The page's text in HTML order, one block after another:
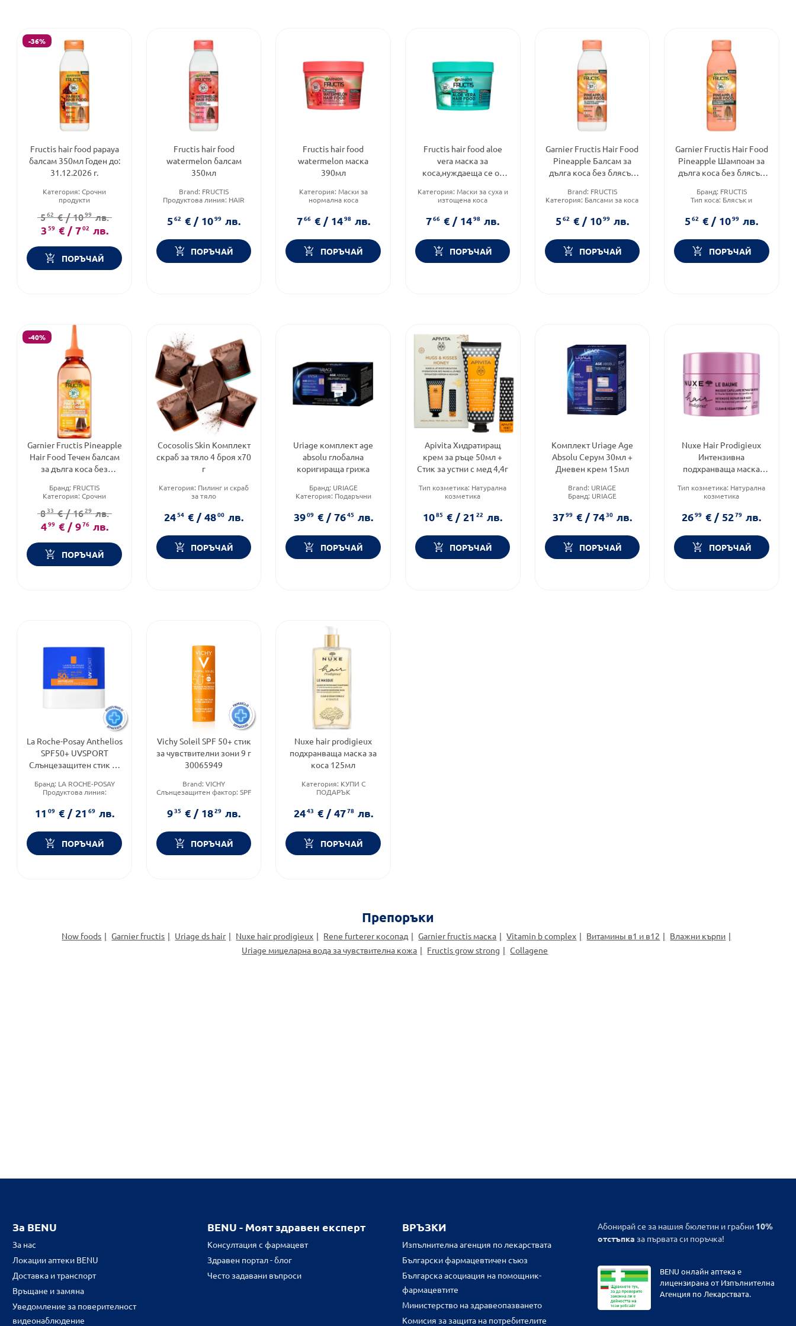
-36%
Fructis hair food papaya
балсам 350мл Годен до:
31.12.2026 г.
Категория:Срочни
продукти
FOOD
Тип козметика:Масова
козметика
562€ / 1099лв.
359 € / 702 лв.
ПОРЪЧАЙ
Fructis hair food
watermelon балсам
350мл
Brand: FRUCTIS
Продуктова линия: HAIR
Тип коса: Тънка коса
562 € / 1099 лв.
ПОРЪЧАЙ
Fructis hair food
watermelon маска
390мл
Категория: Маски за
нормална коса
FOOD
Тип козметика:
Масова
766 € / 1498 лв.
ПОРЪЧАЙ
Fructis hair food aloe
vera маска за
коса,нуждаеща се от
Категория: Маски за суха и
изтощена коса
козметика
Тип коса:
Хидратация
766 € / 1498 лв.
ПОРЪЧАЙ
Garnier Fructis Hair Food
Pineapple Балсам за
дълга коса без блясък
Brand: FRUCTIS
Категория: Балсами за коса
562 € / 1099 лв.
ПОРЪЧАЙ
Garnier Fructis Hair Food
Pineapple Шампоан за
дълга коса без блясък
Бранд: FRUCTIS
Тип коса: Блясък и
Форма на продукта:
шампоан
562 € / 1099 лв.
ПОРЪЧАЙ
-40%
Garnier Fructis Pineapple
Hair Food Течен балсам
за дълга коса без
30.11.2026 г.
Бранд: FRUCTIS
Категория:Срочни
Форма на продукта:балсам
833€ / 1629лв.
499 € / 976 лв.
ПОРЪЧАЙ
Cocosolis Skin Комплект
скраб за тяло 4 броя х70
г
Категория: Пилинг и скраб
за тяло
козметика
Форма на продукта:
2454 € / 4800 лв.
ПОРЪЧАЙ
Uriage комплект age
absolu глобална
коригираща грижа
Бранд: URIAGE
Категория: Подаръчни
Тип козметика:
Дермокозметика
3909 € / 7645 лв.
ПОРЪЧАЙ
Apivita Хидратиращ
крем за ръце 50мл +
Стик за устни с мед 4,4г
Тип козметика: Натурална
козметика
Форма на продукта:
комплект
1085 € / 2122 лв.
ПОРЪЧАЙ
Комплект Uriage Age
Absolu Серум 30мл +
Дневен крем 15мл
Brand: URIAGE
Бранд: URIAGE
комплект
3799 € / 7430 лв.
ПОРЪЧАЙ
Nuxe Hair Prodigieux
Интензивна
подхранваща маска
Тип козметика: Натурална
козметика
коса
Форма на продукта:маска
2699 € / 5279 лв.
ПОРЪЧАЙ
La Roche-Posay Anthelios
SPF50+ UVSPORT
Слънцезащитен стик за
Бранд: LA ROCHE-POSAY
Продуктова линия:
Brand:
LA ROCHE-POSAY
1109 € / 2169 лв.
ПОРЪЧАЙ
Vichy Soleil SPF 50+ стик
за чувствителни зони 9 г
30065949
Brand:VICHY
Слънцезащитен фактор:SPF
Форма на продукта:
935 € / 1829 лв.
ПОРЪЧАЙ
Nuxe hair prodigieux
подхранваща маска за
коса 125мл
Категория: КУПИ С
ПОДАРЪК
коса
Форма на продукта:маска
2443 € / 4778 лв.
ПОРЪЧАЙ
Препоръки
Now foods Garnier fructis Uriage ds hair Nuxe hair prodigieux Rene furterer косопад Garnier fructis маска Vitamin b complex Витамины в1 и в12
Влажни кърпи
Uriage мицеларна вода за чувствителна кожа
Fructis grow strong Collagene
За BENU
За нас
Локации аптеки BENU
Доставка и транспорт
Връщане и замяна
Уведомление за поверителност
видеонаблюдение
BENU - Моят здравен експерт
Консултация с фармацевт
Здравен портал - блог
Често задавани въпроси
ВРЪЗКИ
Изпълнителна агенция по лекарствата
Български фармацевтичен съюз
Българска асоциация на помощник-
фармацевтите
Министерство на здравеопазването
Комисия за защита на потребителите
Абонирай се за нашия бюлетин и грабни 10%
отстъпка за първата си поръчка!
BENU онлайн аптека е
лицензирана от Изпълнителна
Агенция по Лекарствата.